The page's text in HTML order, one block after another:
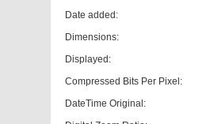
Date added:
Dimensions:
Displayed:
Compressed Bits Per Pixel:
DateTime Original: